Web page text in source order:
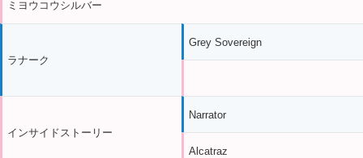
ミヨウコウシルバー
ラナーク
インサイドストーリー
Grey Sovereign
Narrator
Alcatraz